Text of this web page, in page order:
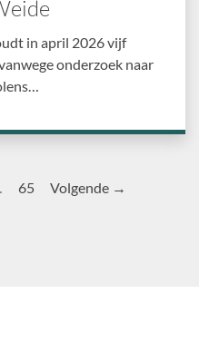
in april 2026 vijf
onderzoek naar
65 Volgende →